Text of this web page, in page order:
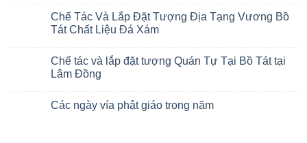
Chế Tác Và Lắp Đặt Tượng Địa Tạng Vương Bồ
Tát Chất Liệu Đá Xám
Chế tác và lắp đặt tượng Quán Tự Tại Bồ Tát tại
Lâm Đồng
Các ngày vía phật giáo trong năm